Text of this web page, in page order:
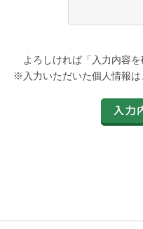
よろしければ「入力内容
※入力いただいた個人情報